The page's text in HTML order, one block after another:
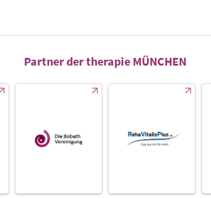
Partner der therapie MÜNCHEN